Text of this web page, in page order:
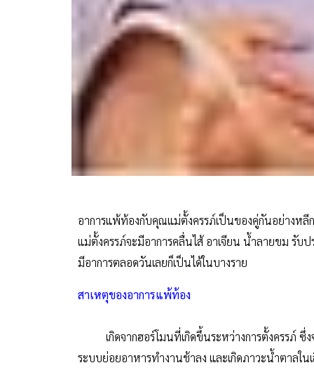
อาการแพ้ท้องกับคุณแม่ตั้งครรภ์เป็นของคู่กันอย่างห
แม่ตั้งครรภ์จะมีอาการคลื่นไส้ อาเจียน น้ำลายขม รับ
มีอาการตลอดวันเลยก็เป็นได้ในบางราย
สาเหตุของอาการแพ้ท้อง
เกิดจากฮอร์โมนที่เกิดขึ้นระหว่างการตั้งครรภ์ ซึ่ง
ระบบย่อยอาหารทำงานช้าลง และเกิดภาวะน้ำตาลใ